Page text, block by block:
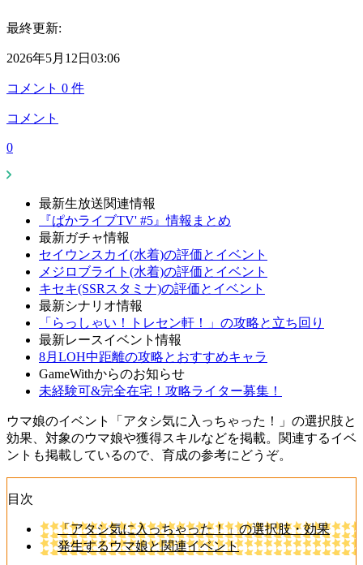
最終更新:
2026年5月12日03:06
コメント 0 件
コメント
0
最新生放送関連情報
『ぱかライブTV' #5』情報まとめ
最新ガチャ情報
セイウンスカイ(水着)の評価とイベント
メジロブライト(水着)の評価とイベント
キセキ(SSRスタミナ)の評価とイベント
最新シナリオ情報
「らっしゃい！トレセン軒！」の攻略と立ち回り
最新レースイベント情報
8月LOH中距離の攻略とおすすめキャラ
GameWithからのお知らせ
未経験可&完全在宅！攻略ライター募集！
ウマ娘のイベント「アタシ気に入っちゃった！」の選択肢と
効果、対象のウマ娘や獲得スキルなどを掲載。関連するイベ
ントも掲載しているので、育成の参考にどうぞ。
目次
「アタシ気に入っちゃった！」の選択肢・効果
発生するウマ娘と関連イベント